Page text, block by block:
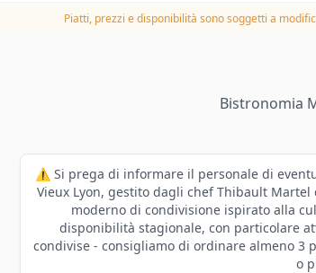
Piatti, prezzi e disponibilità sono soggetti a
Bistronomia
⚠️ Si prega di informare il personale di
Vieux Lyon, gestito dagli chef Thibault
moderno di condivisione ispirato alla
disponibilità stagionale, con particolare
condivise - consigliamo di ordinare almeno 3
o